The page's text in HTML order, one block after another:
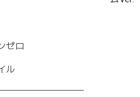
ゼロ
ル